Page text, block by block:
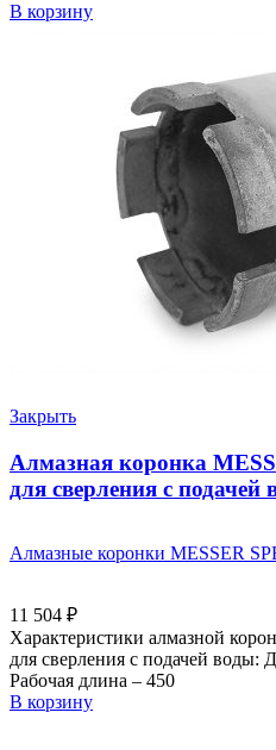
В корзину
Закрыть
Алмазная коронка
для сверления с подачей
Алмазные коронки MESSER
11 504 ₽
Характеристики алмазной
для сверления с подачей воды:
Рабочая длина – 450
В корзину